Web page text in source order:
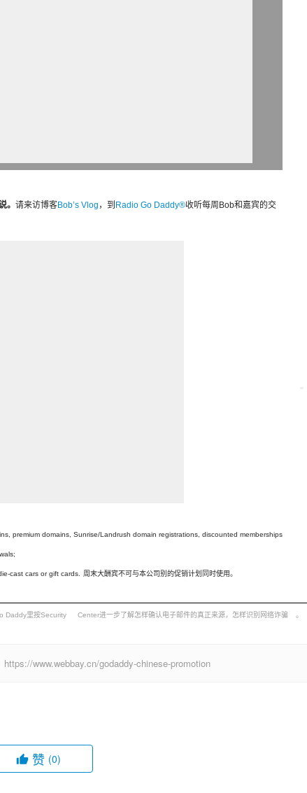
。 请来访博客Bob’s Vlog ，到 Radio Go Daddy®收听每周Bob和嘉宾的交
premium domains, Sunrise/Landrush domain registrations, discounted memberships
cast cars or gift cards. 周末大酬宾不可与本公司别的促销计划同时使用。
Go Daddy里按 Security 	Center 进一步了解怎样确认电子邮件的真正来源，怎样识别网络诈骗 	。
www.webbay.cn/godaddy-chinese-promotion
赞 (0)